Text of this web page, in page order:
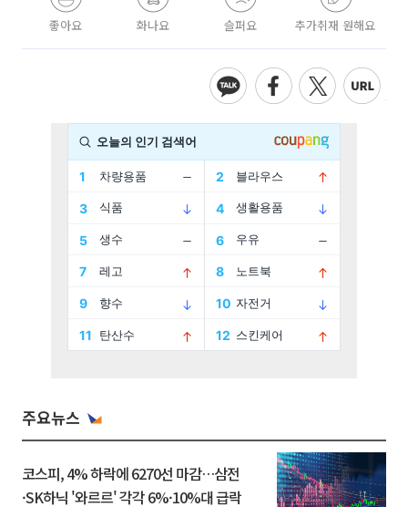
좋아요 화나요 슬퍼요 추가취재 원해요
주요뉴스
코스피, 4% 하락에 6270선 마감…삼전
·SK하닉 '와르르' 각각 6%·10%대 급락